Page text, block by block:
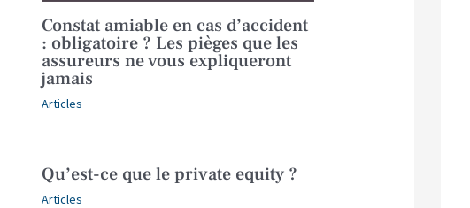
Constat amiable en cas d’accident
: obligatoire ? Les pièges que les
assureurs ne vous expliqueront
jamais
Articles
Qu’est-ce que le private equity ?
Articles